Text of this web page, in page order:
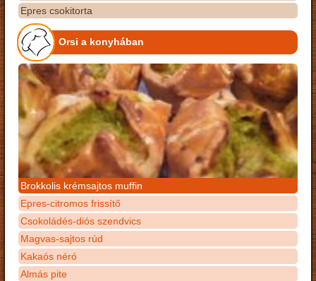
Epres csokitorta
Orsi a konyhában
Brokkolis krémsajtos muffin
Epres-citromos frissítő
Csokoládés-diós szendvics
Magvas-sajtos rúd
Kakaós néró
Almás pite